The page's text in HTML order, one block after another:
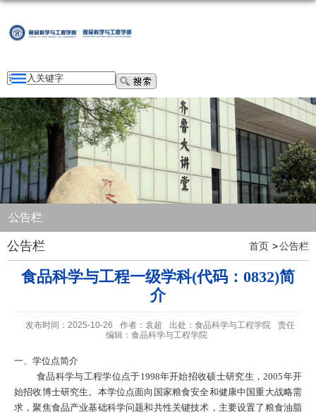
公告栏
首页 公告栏
公告栏
食品科学与工程一级学科(代码：0832)简
介
发布时间：2025-10-26 作者：袁超 出处：食品科学与工程学院
责任
编辑：食品科学与工程学院
一、学位点简介
食品科学与工程学位点于1998年开始招收硕士研究生，2005年开
始招收博士研究生。本学位点面向国家粮食安全和健康中国重大战略需
求，聚焦食品产业基础科学问题和共性关键技术， 主要设置了粮食油脂